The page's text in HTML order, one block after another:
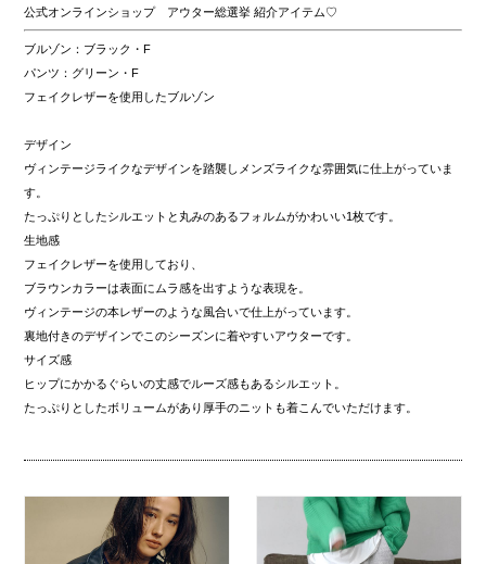
公式オンラインショップ アウター総選挙 紹介アイテム♡
ブルゾン：ブラック・F
パンツ：グリーン・F
フェイクレザーを使用したブルゾン
デザイン
ヴィンテージライクなデザインを踏襲しメンズライクな雰囲気に仕上がっていま
す。
たっぷりとしたシルエットと丸みのあるフォルムがかわいい1枚です。
生地感
フェイクレザーを使用しており、
ブラウンカラーは表面にムラ感を出すような表現を。
ヴィンテージの本レザーのような風合いで仕上がっています。
裏地付きのデザインでこのシーズンに着やすいアウターです。
サイズ感
ヒップにかかるぐらいの丈感でルーズ感もあるシルエット。
たっぷりとしたボリュームがあり厚手のニットも着こんでいただけます。